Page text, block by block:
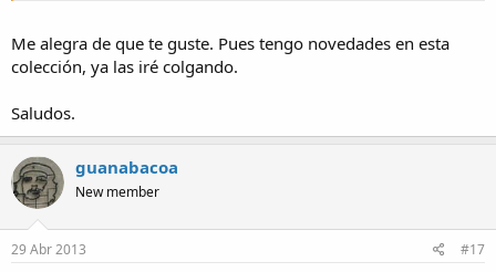
Me alegra de que te guste. Pues tengo novedades en esta
colección, ya las iré colgando.
Saludos.
guanabacoa
New member
29 Abr 2013 #17